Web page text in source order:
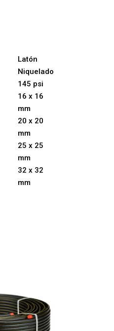
Latón
Niquelado
145 psi
16 x 16
mm
20 x 20
mm
25 x 25
mm
32 x 32
mm